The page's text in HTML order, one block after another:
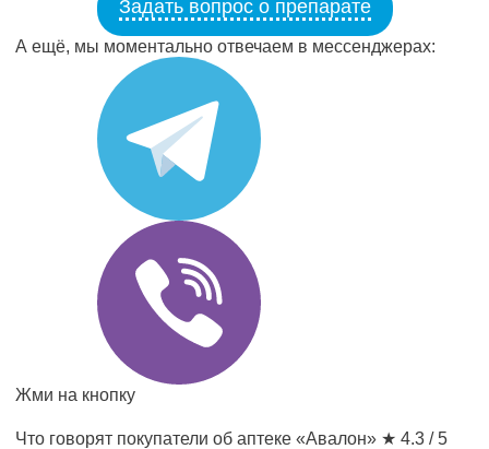
Задать вопрос о препарате
А ещё, мы моментально отвечаем в мессенджерах:
Жми на кнопку
Что говорят покупатели об аптеке «Авалон» ★ 4.3 / 5